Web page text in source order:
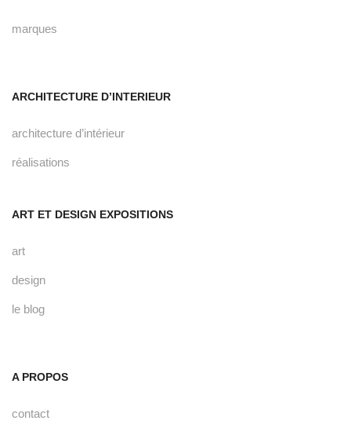
marques
ARCHITECTURE D’INTERIEUR
architecture d’intérieur
réalisations
ART ET DESIGN EXPOSITIONS
art
design
le blog
A PROPOS
contact